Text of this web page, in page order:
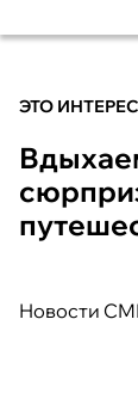
ЭТО
Новости